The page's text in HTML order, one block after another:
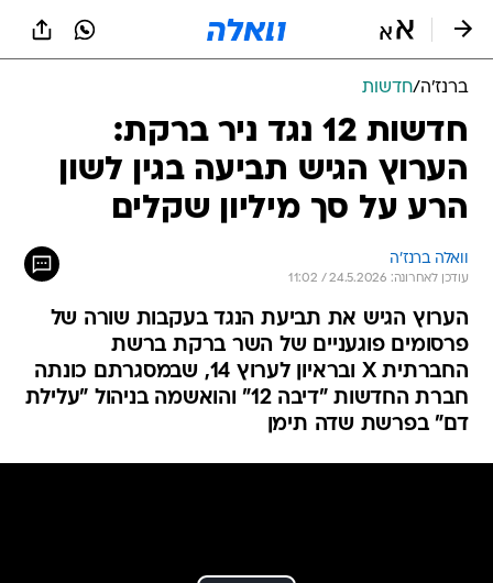
ברנז'ה/חדשות
חדשות 12 נגד ניר ברקת:
הערוץ הגיש תביעה בגין לשון
הרע על סך מיליון שקלים
וואלה ברנז'ה
עודכן לאחרונה: 24.5.2026 / 11:02
הערוץ הגיש את תביעת הנגד בעקבות שורה של
פרסומים פוגעניים של השר ברקת ברשת
החברתית X ובראיון לערוץ 14, שבמסגרתם כונתה
חברת החדשות "דיבה 12" והואשמה בניהול "עלילת
דם" בפרשת שדה תימן